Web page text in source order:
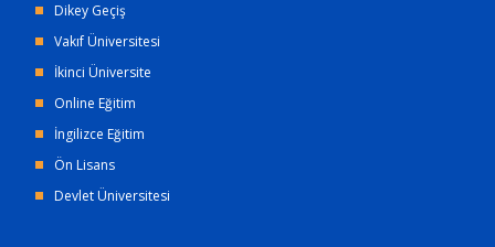
Dikey Geçiş
Vakıf Üniversitesi
İkinci Üniversite
Online Eğitim
İngilizce Eğitim
Ön Lisans
Devlet Üniversitesi